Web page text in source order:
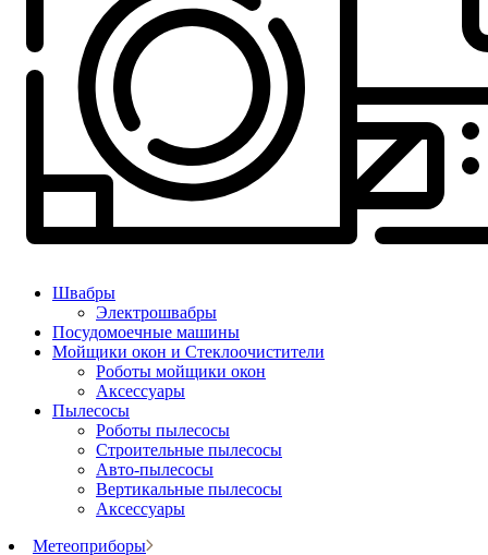
Швабры
Электрошвабры
Посудомоечные машины
Мойщики окон и Стеклоочистители
Роботы мойщики окон
Аксессуары
Пылесосы
Роботы пылесосы
Строительные пылесосы
Авто-пылесосы
Вертикальные пылесосы
Аксессуары
Метеоприборы